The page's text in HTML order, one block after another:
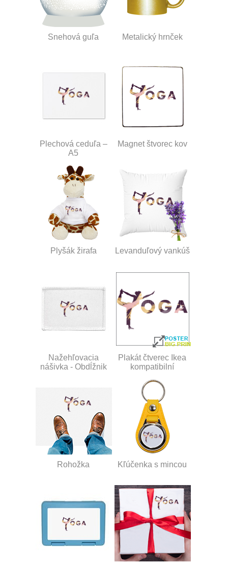
Snehová guľa Metalický hrnček
Plechová ceduľa –
A5
Magnet štvorec kov
Plyšák žirafa Levanduľový vankúš
Nažehľovacia
nášivka - Obdĺžnik
Plakát čtverec Ikea
kompatibilní
Rohožka Kľúčenka s mincou